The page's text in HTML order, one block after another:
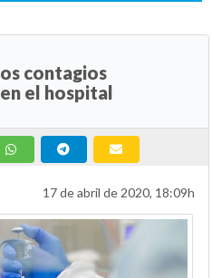
contagios
el hospital
17 de abril de 2020, 18:09h